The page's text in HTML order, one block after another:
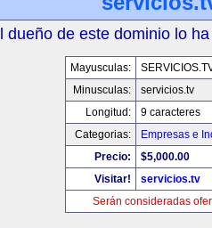
dueño de este dominio lo
Mayusculas:
Minusculas:
servicios.tv
Longitud:
9 caracteres
Categorias:
Empresas e
Precio:
$5,000.00
Visitar!
servicios.tv
Serán consideradas